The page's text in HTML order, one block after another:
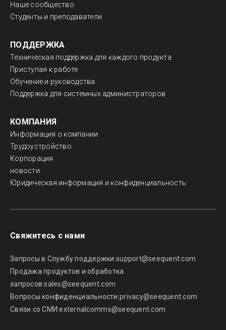
Наше сообщество
Студенты и преподаватели
ПОДДЕРЖКА
Техническая поддержка для каждого продукта
Приступая к работе
Обучение и руководства
Поддержка для системных администраторов
КОМПАНИЯ
Информация о компании
Трудоустройство
Корпорация
новости
Юридическая информация и конфиденциальность
Свяжитесь с нами
Запросы в Службу поддержки:support@seequent.com
Продажа продуктов и обработка
запросов:sales@seequent.com
Вопросы конфиденциальности:privacy@seequent.com
Связи со СМИ:externalcomms@seequent.com